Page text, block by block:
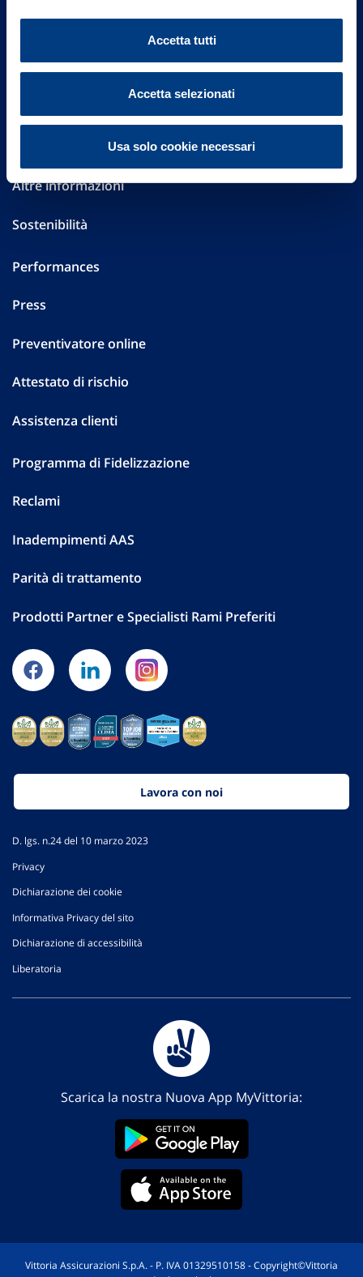
Accetta tutti
Accetta selezionati
Usa solo cookie necessari
FAQ
Investor Relations
Altre informazioni
Sostenibilità
Performances
Press
Preventivatore online
Attestato di rischio
Assistenza clienti
Programma di Fidelizzazione
Reclami
Inadempimenti AAS
Parità di trattamento
Prodotti Partner e Specialisti Rami Preferiti
Lavora con noi
D. lgs. n.24 del 10 marzo 2023
Privacy
Dichiarazione dei cookie
Informativa Privacy del sito
Dichiarazione di accessibilità
Liberatoria
Scarica la nostra Nuova App MyVittoria:
Vittoria Assicurazioni S.p.A. - P. IVA 01329510158 - Copyright©Vittoria